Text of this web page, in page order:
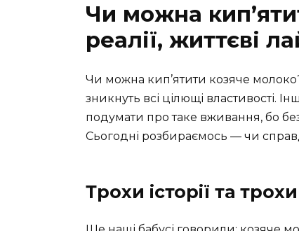
Чи можна
реалії, життєві
Чи можна кип’ятити козяче
зникнуть всі цілющі властивості.
подумати про таке вживання, бо
Сьогодні розбираємось — чи
Трохи історії та